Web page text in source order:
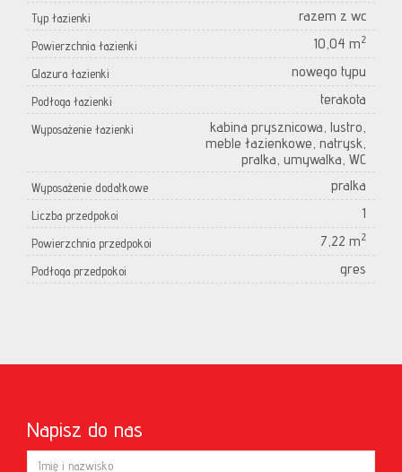
Typ łazienki razem z wc
Powierzchnia łazienki 10,04 m2
Glazura łazienki nowego typu
Podłoga łazienki terakota
Wyposażenie łazienki
kabina prysznicowa, lustro,
meble łazienkowe, natrysk,
pralka, umywalka, WC
Wyposażenie dodatkowe pralka
Liczba przedpokoi 1
Powierzchnia przedpokoi 7,22 m2
Podłoga przedpokoi gres
Napisz do nas